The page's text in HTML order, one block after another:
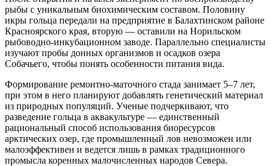
рыбы с уникальным биохимическим составом. Половину
икры гольца передали на предприятие в Балахтинском районе
Красноярского края, вторую — оставили на Норильском
рыбоводно-инкубационном заводе. Параллельно специалисты
изучают пробы донных организмов и осадков озера
Собачьего, чтобы понять особенности питания вида.
Формирование ремонтно-маточного стада занимает 5–7 лет,
при этом в него планируют добавлять генетический материал
из природных популяций. Ученые подчеркивают, что
разведение гольца в аквакультуре — единственный
рациональный способ использования биоресурсов
арктических озер, где промышленный лов невозможен или
малоэффективен и ведется лишь в рамках традиционного
промысла коренных малочисленных народов Севера.